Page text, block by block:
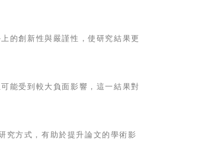
的創新性與嚴謹性，使研究結果更
能受到較大負面影響，這一結果對
究方式，有助於提升論文的學術影